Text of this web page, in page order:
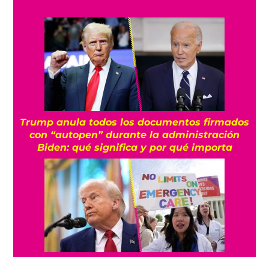
Trump anula todos los documentos firmados
con “autopen” durante la administración
Biden: qué significa y por qué importa